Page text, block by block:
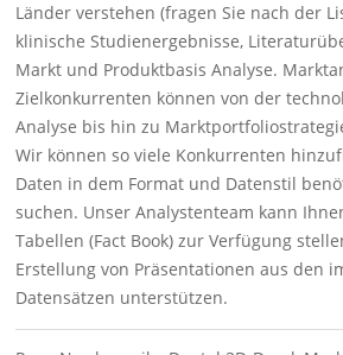
Länder verstehen (fragen Sie nach der
klinische Studienergebnisse,
Markt und Produktbasis Analyse.
Zielkonkurrenten können von der
Analyse bis hin zu
Wir können so viele Konkurrenten
Daten in dem Format und Datenstil
suchen. Unser Analystenteam kann
Tabellen (Fact Book) zur Verfügung
Erstellung von Präsentationen aus den
Datensätzen unterstützen.